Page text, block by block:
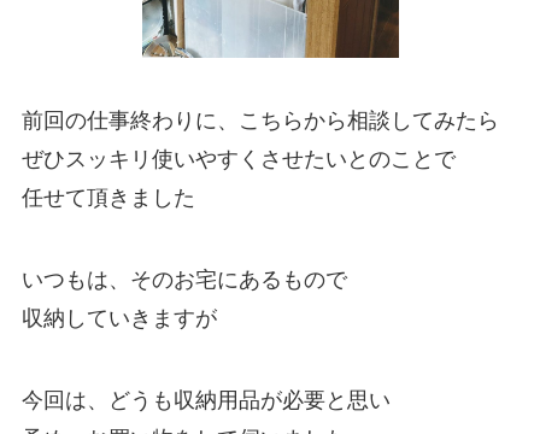
前回の仕事終わりに、こちらから相談してみたら
ぜひスッキリ使いやすくさせたいとのことで
任せて頂きました
いつもは、そのお宅にあるもので
収納していきますが
今回は、どうも収納用品が必要と思い